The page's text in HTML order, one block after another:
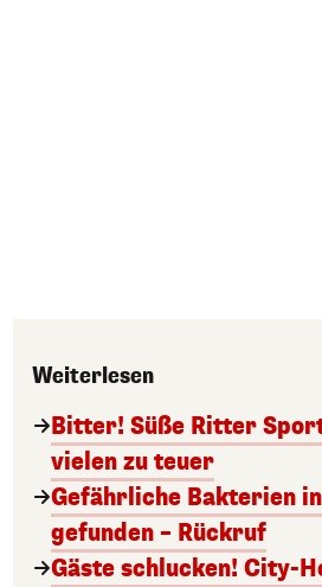
Weiterlesen
Bitter! Süße Ritter
vielen zu teuer
Gefährliche Bakterien
gefunden – Rückruf
Gäste schlucken! City-